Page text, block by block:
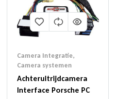
Camera Integratie,
Camera systemen
Achteruitrijdcamera
Interface Porsche PC